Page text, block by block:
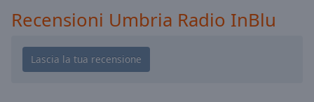
Color
Opacity
Recensioni Umbria Radio InBlu